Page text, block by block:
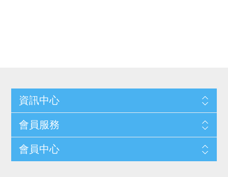
資訊中心
會員服務
會員中心